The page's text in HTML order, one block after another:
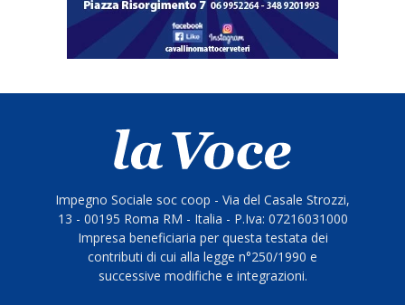
Impegno Sociale soc coop - Via del Casale Strozzi,
13 - 00195 Roma RM - Italia - P.Iva: 07216031000
Impresa beneficiaria per questa testata dei
contributi di cui alla legge n°250/1990 e
successive modifiche e integrazioni.